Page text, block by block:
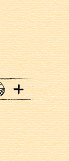
+